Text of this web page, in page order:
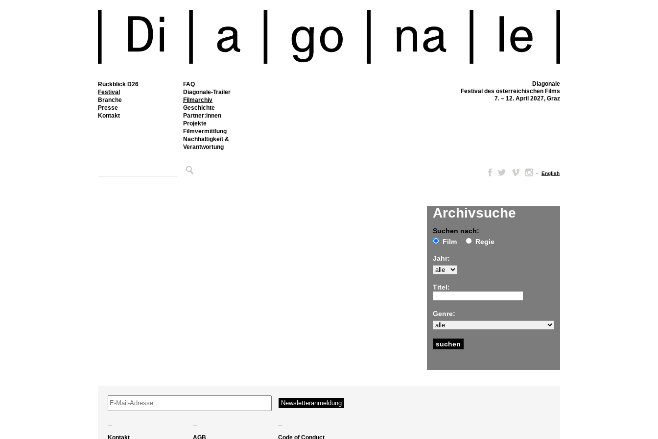
Rückblick D26
Festival
FAQ
Diagonale-Trailer
Filmarchiv
Geschichte
Partner:innen
Projekte
Filmvermittlung
Nachhaltigkeit &
Verantwortung
Branche
Presse
Kontakt
Diagonale
Festival des österreichischen Films
7. – 12. April 2027, Graz
– English
Archivsuche
Suchen nach:
Film
Regie
Jahr:
Titel:
Genre:
– – –
Kontakt AGB Code of Conduct